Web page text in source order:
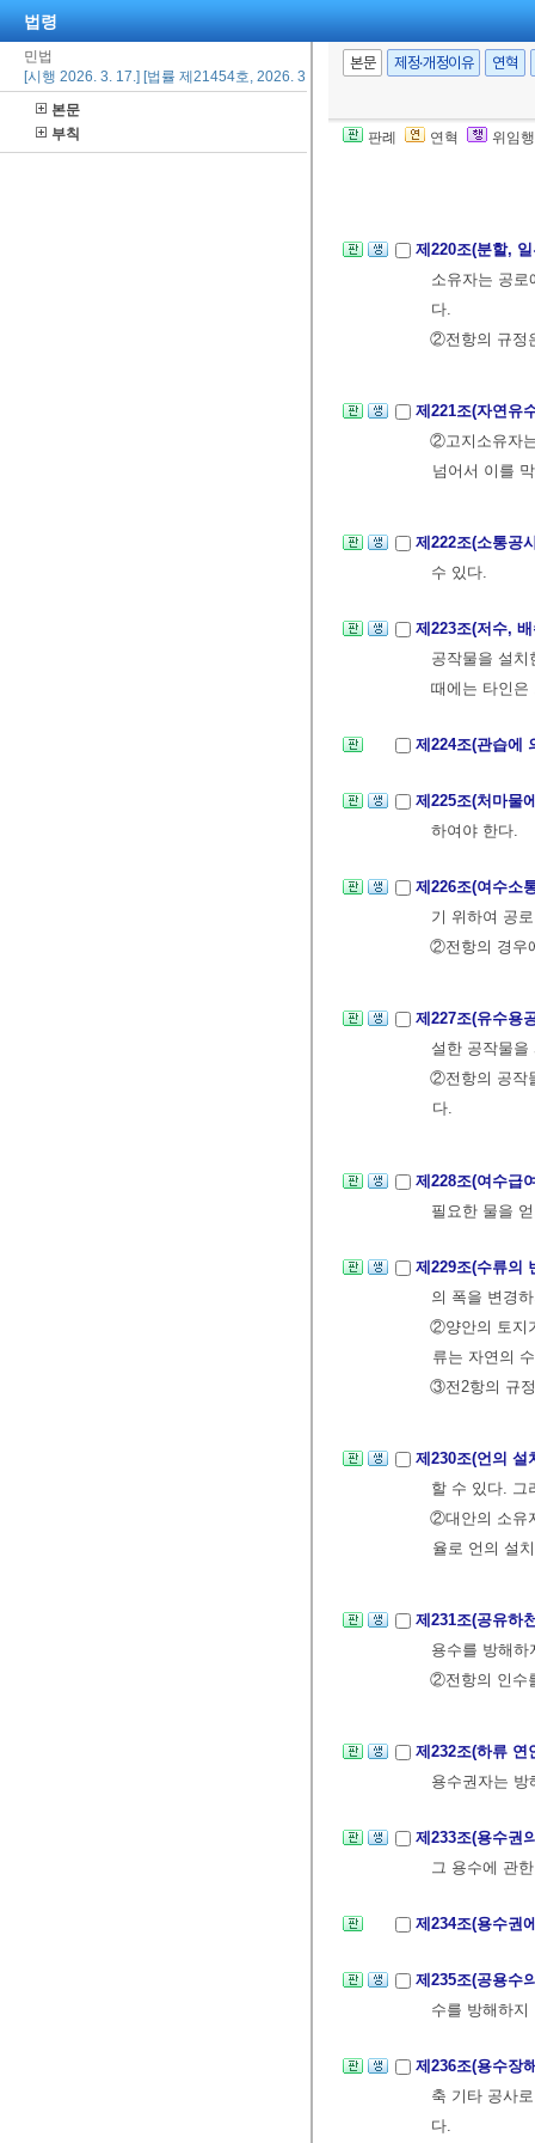
법령
민법
[시행 2026. 3. 17.] [법률 제21454호, 2026. 3. 17., 일부개정]
본문
부칙
본문 제정·개정이유 연혁
판례 연혁 위임
제219조(주위토
때에는 그 주
가 가장 적은
제220조(분할,
소유자는 공
다.
②전항의 규정
제221조(자연유
②고지소유자
넘어서 이를
제222조(소통공
수 있다.
제223조(저수,
공작물을 설
때에는 타인은
제224조(관습에
제225조(처마물
하여야 한다.
제226조(여수소
기 위하여 공
②전항의 경우
제227조(유수용
설한 공작물
②전항의 공작
다.
제228조(여수급
필요한 물을
제229조(수류의
의 폭을 변경
②양안의 토지
류는 자연의
③전2항의 규
제230조(언의
할 수 있다. 그
②대안의 소유
율로 언의 설
제231조(공유하
용수를 방해
②전항의 인수
제232조(하류
용수권자는
제233조(용수권
그 용수에 관
제234조(용수권
제235조(공용수
수를 방해하
제236조(용수장
축 기타 공사
다.